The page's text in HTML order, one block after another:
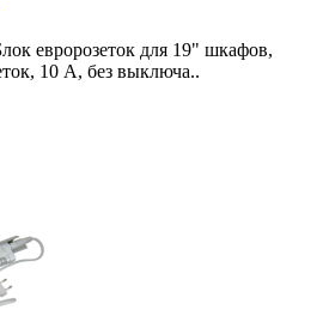
евророзеток для 19" шкафов,
10 A, без выключа..